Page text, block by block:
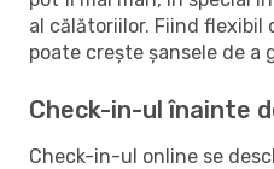
al călătoriilor. Fiind flexibil
poate crește șansele de a
Check-in-ul înainte
Check-in-ul online se